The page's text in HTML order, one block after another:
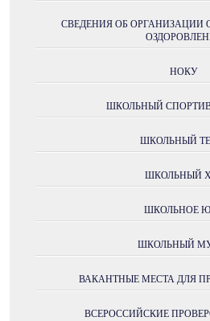
СВЕДЕНИЯ ОБ ОРГАНИЗАЦИИ
НОКУ
ШКОЛЬНЫЙ
ШКОЛЬНЫЙ
ШКОЛЬНЫЙ
ШКОЛЬНОЕ
ШКОЛЬНЫЙ
ВАКАНТНЫЕ МЕСТА ДЛЯ
ВСЕРОССИЙСКИЕ